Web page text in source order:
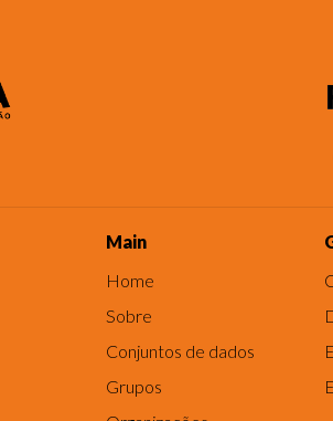
Main
Home
Sobre
Conjuntos de dados
Grupos